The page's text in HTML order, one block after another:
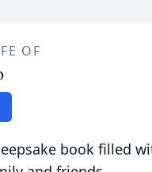
OF
book filled